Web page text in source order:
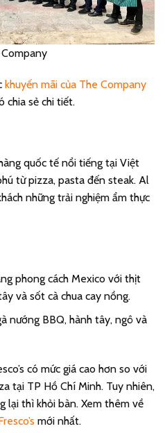
khuyến mãi của The Company
chia sẻ chi tiết.
quốc tế nổi tiếng tại Việt
từ pizza, pasta đến steak. Al
những trải nghiệm ẩm thực
phong cách Mexico với thịt
và sốt cà chua cay nồng.
nướng BBQ, hành tây, ngô và
có mức giá cao hơn so với
tại TP Hồ Chí Minh. Tuy nhiên,
lại thì khỏi bàn. Xem thêm về
mới nhất.